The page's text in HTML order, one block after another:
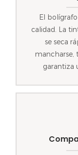
El
calidad. La
se seca
mancharse,
garantiza